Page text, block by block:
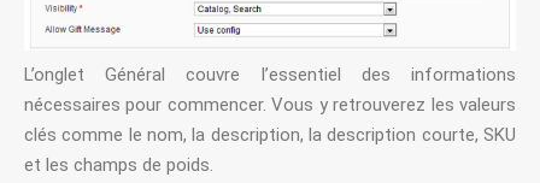
L’onglet Général couvre l’essentiel des informations
nécessaires pour commencer. Vous y retrouverez les valeurs
clés comme le nom, la description, la description courte, SKU
et les champs de poids.